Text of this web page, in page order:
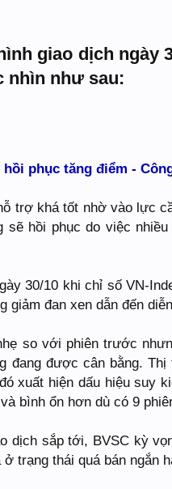
giao dịch ngày
nhìn như sau:
phục tăng điểm -
trợ khá tốt nhờ vào lực
sẽ hồi phục do việc
30/10 khi chỉ số VN-
giảm đan xen dẫn đến
so với phiên trước
đang được cân bằng.
xuất hiện dấu hiệu suy
bình ổn hơn dù có 9
dịch sắp tới, BVSC kỳ
trạng thái quá bán ngắn